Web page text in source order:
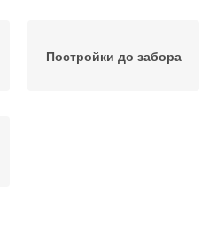
Постройки до забора